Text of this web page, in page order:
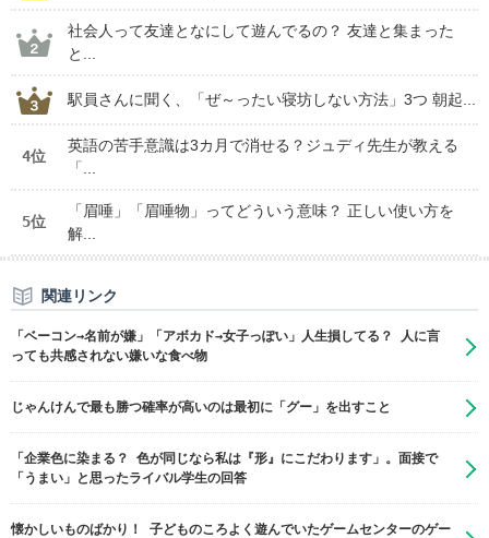
社会人って友達となにして遊んでるの？ 友達と集まった
と...
駅員さんに聞く、「ぜ～ったい寝坊しない方法」3つ 朝起...
4位
英語の苦手意識は3カ月で消せる？ジュディ先生が教える
「...
5位
「眉唾」「眉唾物」ってどういう意味？ 正しい使い方を
解...
関連リンク
「ベーコン→名前が嫌」「アボカド→女子っぽい」人生損してる？ 人に言
っても共感されない嫌いな食べ物
じゃんけんで最も勝つ確率が高いのは最初に「グー」を出すこと
「企業色に染まる？ 色が同じなら私は『形』にこだわります」。面接で
「うまい」と思ったライバル学生の回答
懐かしいものばかり！ 子どものころよく遊んでいたゲームセンターのゲー